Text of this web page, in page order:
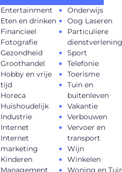
Entertainment
Eten en drinken
Financieel
Fotografie
Gezondheid
Groothandel
Hobby en vrije
tijd
Horeca
Huishoudelijk
Industrie
Internet
Internet
marketing
Kinderen
Management
Onderwijs
Oog Laseren
Particuliere
Sport
Telefonie
Toerisme
Tuin en
buitenleven
Vakantie
Verbouwen
Vervoer en
transport
Wijn
Winkelen
Woning en